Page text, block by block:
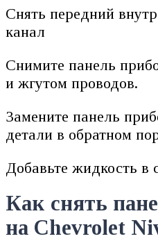
Снять передний
канал
Снимите панель
и жгутом проводов.
Замените панель
детали в обратном
Добавьте жидкость в
Как снять
на Chevrolet